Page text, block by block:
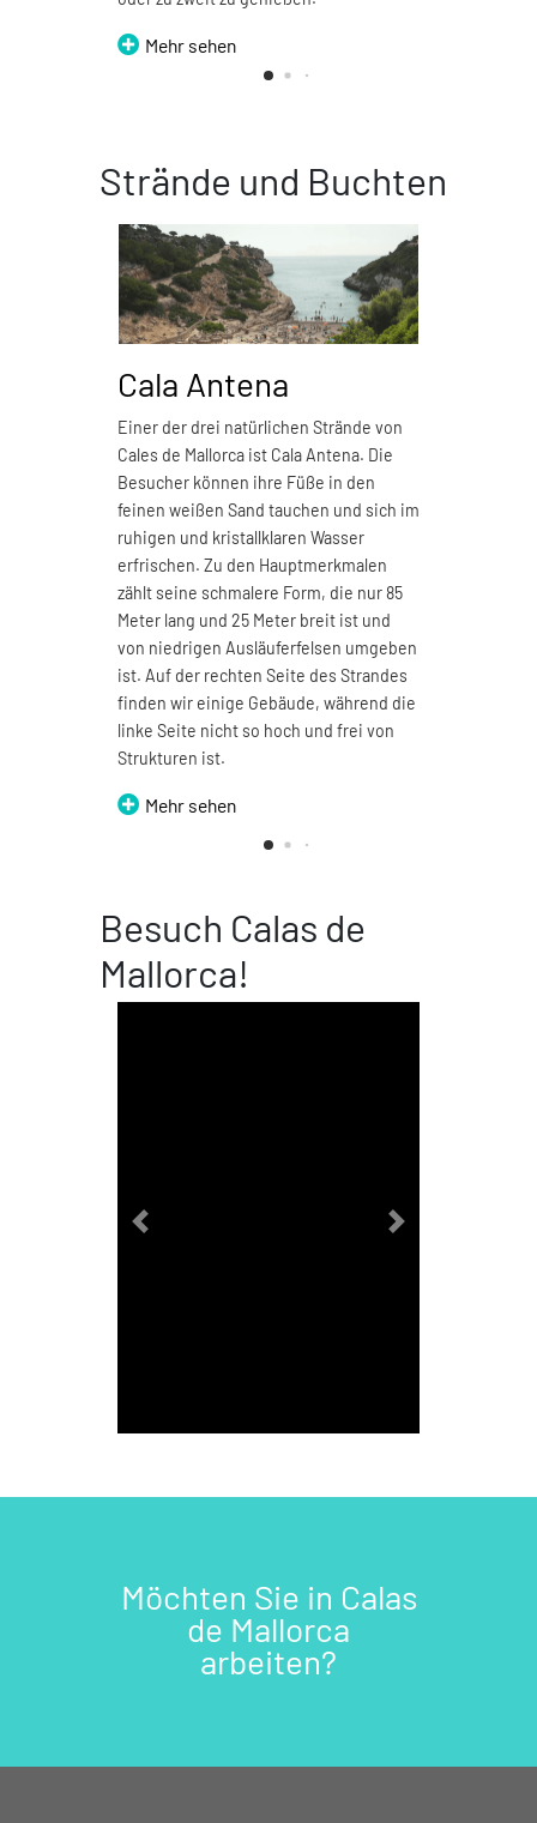
Mehr sehen
Strände und Buchten
Cala Antena
Einer der drei natürlichen Strände von
Cales de Mallorca ist Cala Antena. Die
Besucher können ihre Füße in den
feinen weißen Sand tauchen und sich im
ruhigen und kristallklaren Wasser
erfrischen. Zu den Hauptmerkmalen
zählt seine schmalere Form, die nur 85
Meter lang und 25 Meter breit ist und
von niedrigen Ausläuferfelsen umgeben
ist. Auf der rechten Seite des Strandes
finden wir einige Gebäude, während die
linke Seite nicht so hoch und frei von
Strukturen ist.
Mehr sehen
Besuch Calas de
Mallorca!
Previous Next
Möchten Sie in Calas
de Mallorca
arbeiten?